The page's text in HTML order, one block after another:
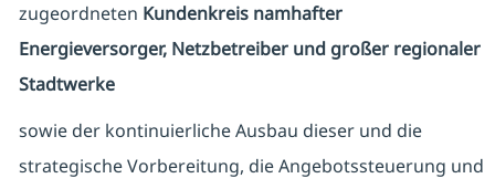
zugeordneten Kundenkreis namhafter
Energieversorger, Netzbetreiber und großer regionaler
Stadtwerke
sowie der kontinuierliche Ausbau dieser und die
strategische Vorbereitung, die Angebotssteuerung und